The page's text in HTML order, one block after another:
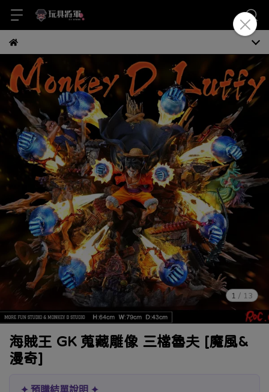
1 / 13
海賊王 GK 蒐藏雕像 三檔魯夫 [魔風&
漫奇]
✦ 預購結單說明 ✦